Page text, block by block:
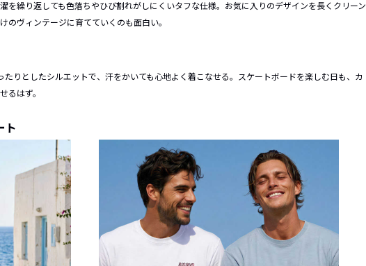
を繰り返しても色落ちやひび割れがしにくいタフな仕様。お気に入りのデザインを長くクリーン
のヴィンテージに育てていくのも面白い。
りとしたシルエットで、汗をかいても心地よく着こなせる。スケートボードを楽しむ日も、カ
るはず。
ト